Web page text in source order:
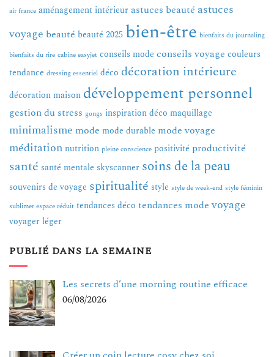
air france aménagement intérieurastuces beauté astuces
voyage beauté beauté 2025 bien-être bienfaits du journaling
bienfaits du rire cabine easyjet conseils mode conseils voyage couleurs
tendance dressing essentiel déco décoration intérieure
décoration maison développement personnel
gestion du stress gongs inspiration déco maquillage
minimalisme mode mode durable mode voyage
méditationnutrition pleine conscience positivité productivité
santé santé mentale skyscanner soins de la peau
souvenirs de voyage spiritualité style style de week-end style féminin
sublimer espace réduit tendances déco tendances mode voyage
voyager léger
PUBLIÉ DANS LA SEMAINE
Les secrets d’une morning routine efficace
06/08/2026